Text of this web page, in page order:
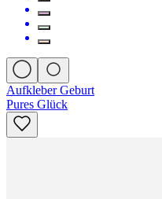
Aufkleber Geburt
Pures Glück